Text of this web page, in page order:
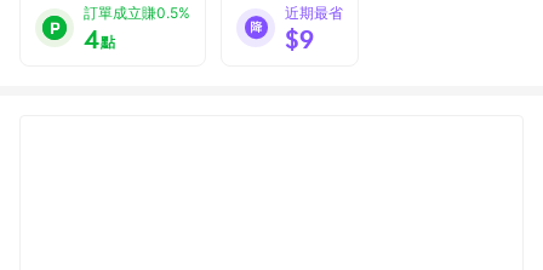
訂單成立賺0.5%
4點
近期最省
$9